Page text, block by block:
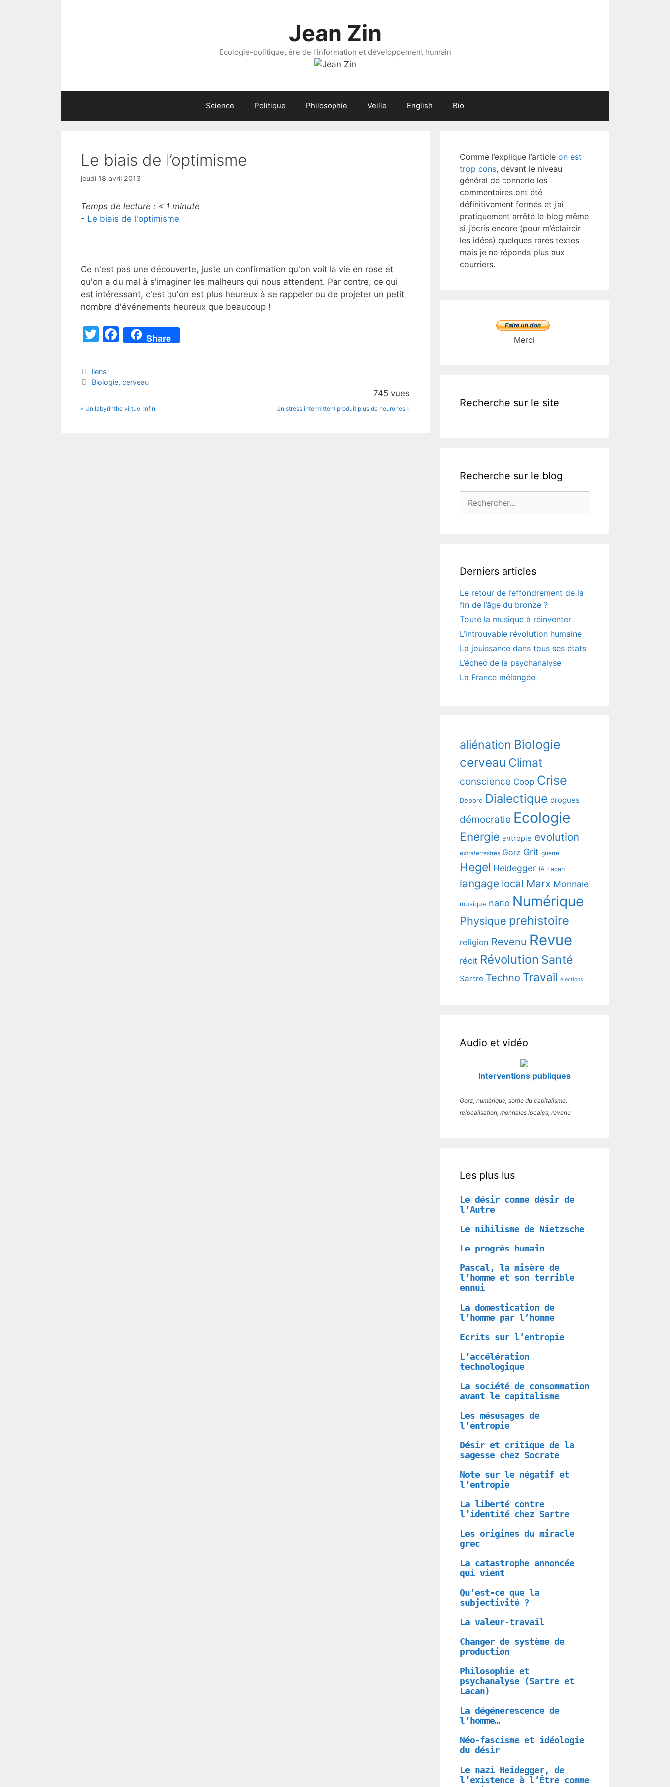
Jean Zin
Ecologie-politique, ère de l'information et développement humain
Science Politique Philosophie Veille English Bio
Le biais de l’optimisme
jeudi 18 avril 2013
Temps de lecture : < 1 minute
- Le biais de l'optimisme
Ce n'est pas une découverte, juste un confirmation qu'on voit la vie en rose et
qu'on a du mal à s'imaginer les malheurs qui nous attendent. Par contre, ce qui
est intéressant, c'est qu'on est plus heureux à se rappeler ou de projeter un petit
nombre d'événements heureux que beaucoup !
T
itt
er
F
a
e
o
Share
Catégories
liens
Étiquettes
Biologie, cerveau
745 vues
« Un labyrinthe virtuel infini Un stress intermittent produit plus de neurones »
Comme l’explique l’article on est
trop cons, devant le niveau
général de connerie les
commentaires ont été
définitivement fermés et j’ai
pratiquement arrêté le blog même
si j’écris encore (pour m’éclaircir
les idées) quelques rares textes
mais je ne réponds plus aux
courriers.
Merci
Recherche sur le site
Recherche sur le blog
Derniers articles
Le retour de l’effondrement de la
fin de l’âge du bronze ?
Toute la musique à réinventer
L’introuvable révolution humaine
La jouissance dans tous ses états
L’échec de la psychanalyse
La France mélangée
aliénation Biologie
cerveau Climat
conscience Coop Crise
Debord Dialectique drogues
démocratie Ecologie
Energie entropie evolution
extraterrestres Gorz Grit guerre
Hegel Heidegger IA Lacan
langage local Marx Monnaie
musique nano Numérique
Physique prehistoire
religion Revenu Revue
récit Révolution Santé
Sartre Techno Travail élections
Audio et vidéo
Interventions publiques
Gorz, numérique, sortie du capitalisme,
relocalisation, monnaies locales, revenu
Les plus lus
Le désir comme désir de
l’Autre
Le nihilisme de Nietzsche
Le progrès humain
Pascal, la misère de
l’homme et son terrible
ennui
La domestication de
l’homme par l’homme
Ecrits sur l’entropie
L’accélération
technologique
La société de consommation
avant le capitalisme
Les mésusages de
l’entropie
Désir et critique de la
sagesse chez Socrate
Note sur le négatif et
l’entropie
La liberté contre
l’identité chez Sartre
Les origines du miracle
grec
La catastrophe annoncée
qui vient
Qu’est-ce que la
subjectivité ?
La valeur-travail
Changer de système de
production
Philosophie et
psychanalyse (Sartre et
Lacan)
La dégénérescence de
l’homme…
Néo-fascisme et idéologie
du désir
Le nazi Heidegger, de
l’existence à l’Être comme